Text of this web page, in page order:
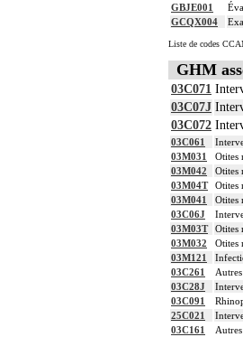
GBJE001
GCQX004
Liste de codes
GHM
03C071
03C07J
03C072
03C061
03M031
Otites
03M042
Otites
03M04T
Otites
03M041
Otites
03C06J
03M03T
Otites
03M032
Otites
03M121
03C261
03C28J
03C091
25C021
03C161